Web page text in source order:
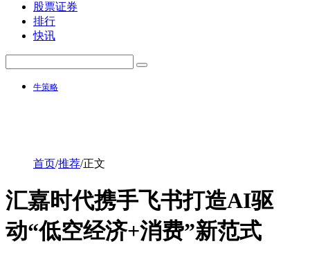
股票证券
排行
快讯
牛策略
首页/推荐/正文
汇嘉时代携手飞书打造AI驱
动“低空经济+消费”新范式